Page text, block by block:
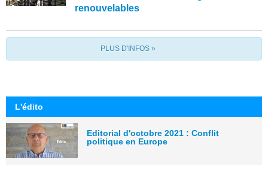
renouvelables
PLUS D'INFOS »
L'édito
Editorial d'octobre 2021 : Conflit
politique en Europe